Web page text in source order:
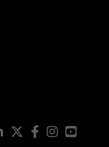
LinkedIn FacebookInstagramYouTube